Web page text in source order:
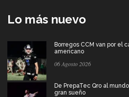
Lo más nuevo
Borregos CCM van por el
americano
06 Agosto 2026
De PrepaTec Qro al
gran sueño